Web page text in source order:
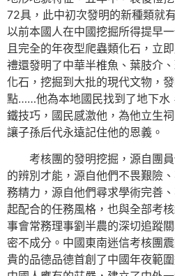
72具，此中初次發明的新種類就
以前本國人在中國挖掘所得提早
且完全的年夜型爬蟲類化石，立
禮還發明了中華半椎魚、葉肢介
化石，挖掘到大批的現代文物，
點……他為本地國民找到了地下水
鐵技巧，國民感激他，為他立生祠
讓子孫后代永遠記住他的恩義。
考核團的發明挖掘，源自團
的辨別才能，源自他們不畏艱險
務精力，源自他們尋求學術完善
起配合的任務風格，也與全部考
事會常務理事劉半農的深切追蹤
密不成分。中國東南迷信考核團
貴的品德品德首創了中國年夜範